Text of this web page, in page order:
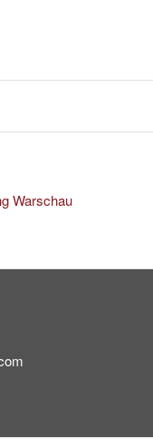
Warschau